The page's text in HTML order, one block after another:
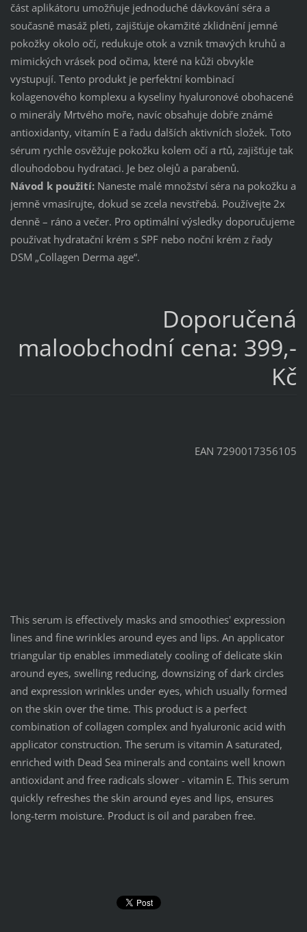
část aplikátoru umožňuje jednoduché dávkování séra a
současně masáž pleti, zajišťuje okamžité zklidnění jemné
pokožky okolo očí, redukuje otok a vznik tmavých kruhů a
mimických vrásek pod očima, které na kůži obvykle
vystupují. Tento produkt je perfektní kombinací
kolagenového komplexu a kyseliny hyaluronové obohacené
o minerály Mrtvého moře, navíc obsahuje dobře známé
antioxidanty, vitamín E a řadu dalších aktivních složek. Toto
sérum rychle osvěžuje pokožku kolem očí a rtů, zajišťuje tak
dlouhodobou hydrataci. Je bez olejů a parabenů.
Návod k použití:Naneste malé množství séra na pokožku a
jemně vmasírujte, dokud se zcela nevstřebá. Používejte 2x
denně – ráno a večer. Pro optimální výsledky doporučujeme
používat hydratační krém s SPF nebo noční krém z řady
DSM „Collagen Derma age“.
Doporučená
maloobchodní cena: 399,-
Kč
EAN 7290017356105
This serum is effectively masks and smoothies' expression
lines and fine wrinkles around eyes and lips. An applicator
triangular tip enables immediately cooling of delicate skin
around eyes, swelling reducing, downsizing of dark circles
and expression wrinkles under eyes, which usually formed
on the skin over the time. This product is a perfect
combination of collagen complex and hyaluronic acid with
applicator construction. The serum is vitamin A saturated,
enriched with Dead Sea minerals and contains well known
antioxidant and free radicals slower - vitamin E. This serum
quickly refreshes the skin around eyes and lips, ensures
long-term moisture. Product is oil and paraben free.